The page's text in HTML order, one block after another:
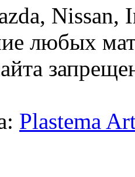
любых
Plastema